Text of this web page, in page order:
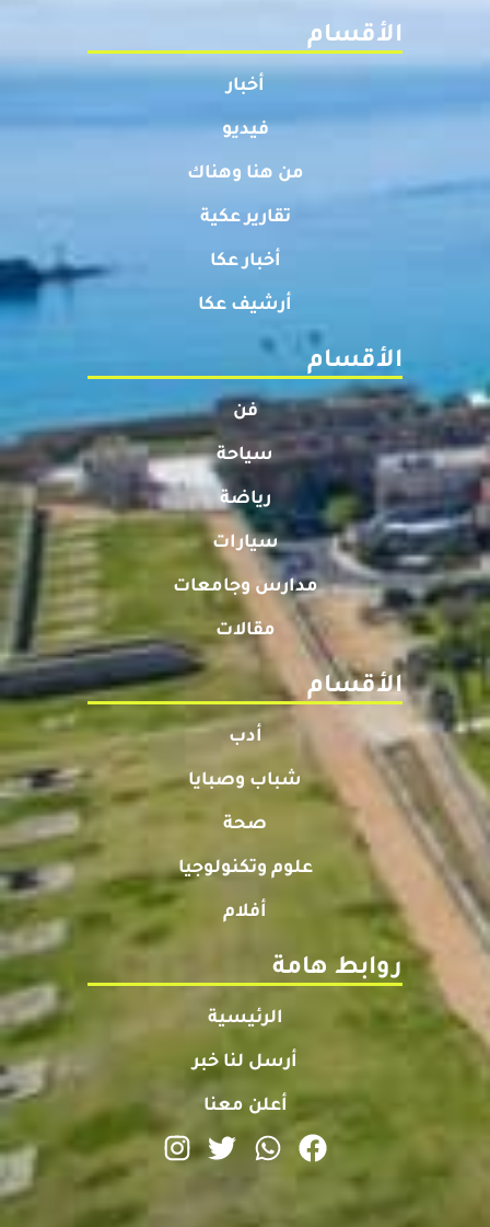
الأقسام
أخبار
فيديو
من هنا وهناك
تقارير عكية
أخبار عكا
أرشيف عكا
الأقسام
فن
سياحة
رياضة
سيارات
مدارس وجامعات
مقالات
الأقسام
أدب
شباب وصبايا
صحة
علوم وتكنولوجيا
أفلام
روابط هامة
الرئيسية
أرسل لنا خبر
أعلن معنا